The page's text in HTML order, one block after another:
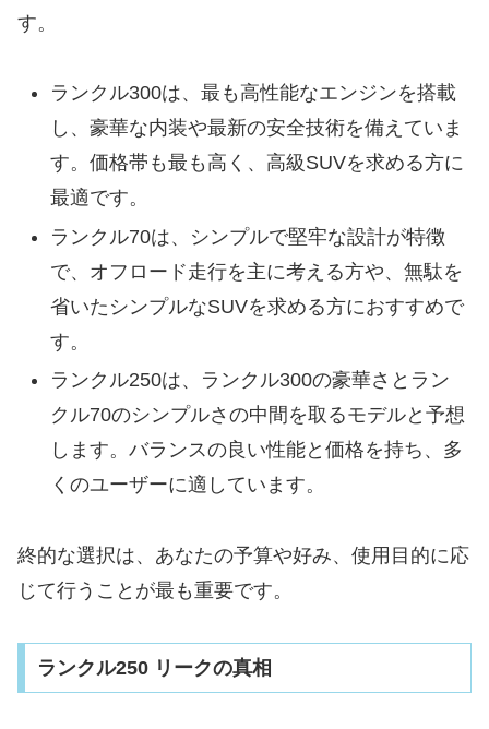
す。
ランクル300は、最も高性能なエンジンを搭載
し、豪華な内装や最新の安全技術を備えていま
す。価格帯も最も高く、高級SUVを求める方に
最適です。
ランクル70は、シンプルで堅牢な設計が特徴
で、オフロード走行を主に考える方や、無駄を
省いたシンプルなSUVを求める方におすすめで
す。
ランクル250は、ランクル300の豪華さとラン
クル70のシンプルさの中間を取るモデルと予想
します。バランスの良い性能と価格を持ち、多
くのユーザーに適しています。
終的な選択は、あなたの予算や好み、使用目的に応
じて行うことが最も重要です。
ランクル250 リークの真相